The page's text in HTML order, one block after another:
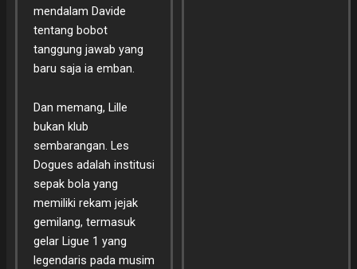
mendalam Davide
tentang bobot
tanggung jawab yang
baru saja ia emban.
Dan memang, Lille
bukan klub
sembarangan. Les
Dogues adalah institusi
sepak bola yang
memiliki rekam jejak
gemilang, termasuk
gelar Ligue 1 yang
legendaris pada musim